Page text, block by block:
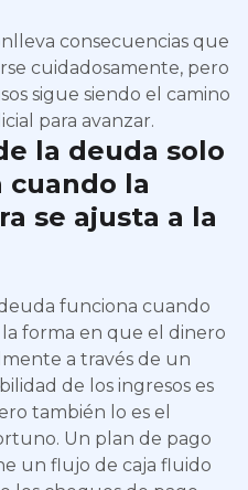
consecuencias que
cuidadosamente, pero
sigue siendo el camino
para avanzar.
la deuda solo
cuando la
se ajusta a la
funciona cuando
forma en que el dinero
a través de un
de los ingresos es
también lo es el
Un plan de pago
un flujo de caja fluido